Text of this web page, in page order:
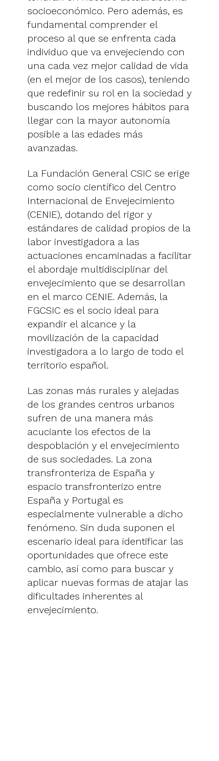
socioeconómico. Pero además, es
fundamental comprender el
proceso al que se enfrenta cada
individuo que va envejeciendo con
una cada vez mejor calidad de vida
(en el mejor de los casos), teniendo
que redefinir su rol en la sociedad y
buscando los mejores hábitos para
llegar con la mayor autonomía
posible a las edades más
avanzadas.
La Fundación General CSIC se erige
como socio científico del Centro
Internacional de Envejecimiento
(CENIE), dotando del rigor y
estándares de calidad propios de la
labor investigadora a las
actuaciones encaminadas a facilitar
el abordaje multidisciplinar del
envejecimiento que se desarrollan
en el marco CENIE. Además, la
FGCSIC es el socio ideal para
expandir el alcance y la
movilización de la capacidad
investigadora a lo largo de todo el
territorio español.
Las zonas más rurales y alejadas
de los grandes centros urbanos
sufren de una manera más
acuciante los efectos de la
despoblación y el envejecimiento
de sus sociedades. La zona
transfronteriza de España y
espacio transfronterizo entre
España y Portugal es
especialmente vulnerable a dicho
fenómeno. Sin duda suponen el
escenario ideal para identificar las
oportunidades que ofrece este
cambio, así como para buscar y
aplicar nuevas formas de atajar las
dificultades inherentes al
envejecimiento.